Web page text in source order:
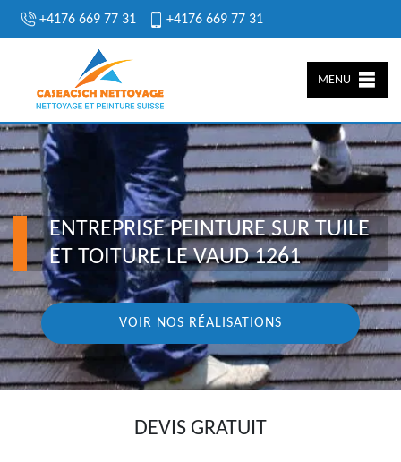
+4176 669 77 31 +4176 669 77 31
MENU
ENTREPRISE PEINTURE SUR TUILE
ET TOITURE LE VAUD 1261
VOIR NOS RÉALISATIONS
DEVIS GRATUIT